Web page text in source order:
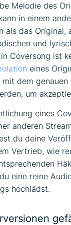
Melodie des
in einem
als das Original,
und
Coversong ist
eines
mit dem
um
eines
anderen
du deine
Vertrieb, wie
eine reine
hochlädst.